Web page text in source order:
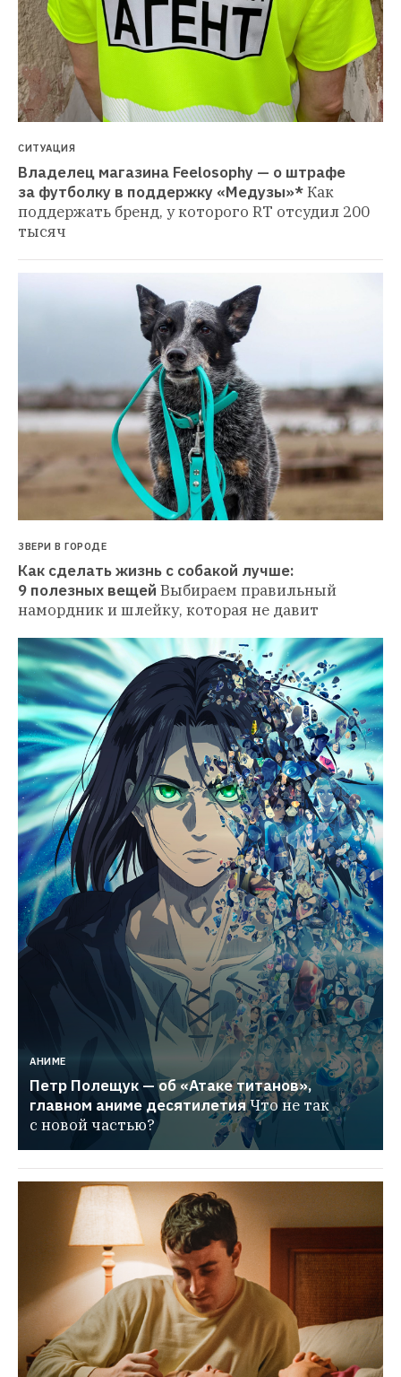
СИТУАЦИЯ
Владелец магазина Feelosophy — о штрафе
за футболку в поддержку «Медузы»*Как
поддержать бренд, у которого RT отсудил 200
тысяч
ЗВЕРИ В ГОРОДЕ
Как сделать жизнь с собакой лучше:
9 полезных вещей Выбираем правильный
намордник и шлейку, которая не давит
АНИМЕ
Петр Полещук — об «Атаке титанов»,
главном аниме десятилетияЧто не так
с новой частью?